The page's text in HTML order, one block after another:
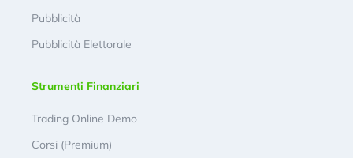
Pubblicità
Pubblicità Elettorale
Strumenti Finanziari
Trading Online Demo
Corsi (Premium)